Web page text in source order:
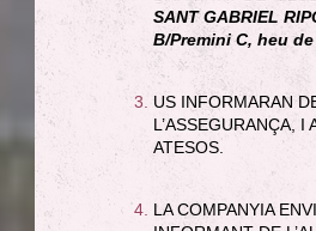
SANT GABRIEL
B/Premini C, heu
US INFORMARAN
L’ASSEGURANÇA, I
ATESOS.
LA COMPANYIA